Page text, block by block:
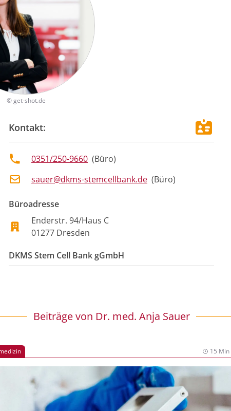
©get-shot.de
Kontakt:
0351/250-9660 (Büro)
sauer@dkms-stemcellbank.de (Büro)
Büroadresse
Enderstr. 94/Haus C
01277 Dresden
DKMS Stem Cell Bank gGmbH
Beiträge von Dr. med. Anja Sauer
15 Min